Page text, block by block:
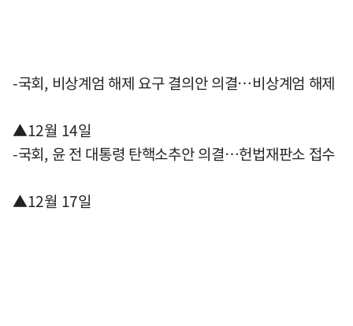
-국회, 비상계엄 해제 요구 결의안 의결…비상계엄 해제
▲12월 14일
-국회, 윤 전 대통령 탄핵소추안 의결…헌법재판소 접수
▲12월 17일